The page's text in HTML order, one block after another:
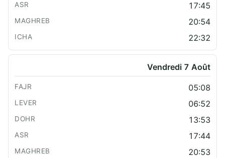
17:45
20:54
22:32
Vendredi 7 Août
05:08
06:52
13:53
17:44
20:53